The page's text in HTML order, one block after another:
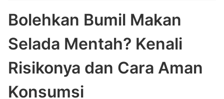
Bolehkan Bumil Makan
Selada Mentah? Kenali
Risikonya dan Cara Aman
Konsumsi